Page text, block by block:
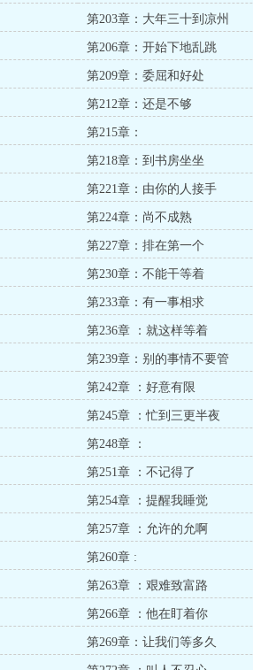
第203章：大年三十到凉州
第206章：开始下地乱跳
第209章：委屈和好处
第212章：还是不够
第215章：
第218章：到书房坐坐
第221章：由你的人接手
第224章：尚不成熟
第227章：排在第一个
第230章：不能干等着
第233章：有一事相求
第236章 ：就这样等着
第239章：别的事情不要管
第242章 ：好意有限
第245章 ：忙到三更半夜
第248章 ：
第251章 ：不记得了
第254章 ：提醒我睡觉
第257章 ：允许的允啊
第260章 :
第263章 ：艰难致富路
第266章 ：他在盯着你
第269章：让我们等多久